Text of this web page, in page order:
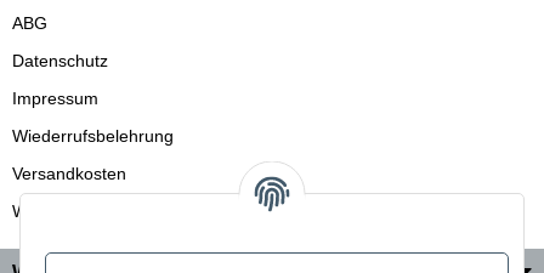
ABG
Datenschutz
Impressum
Wiederrufsbelehrung
Versandkosten
Wir liefern auch in die Schweiz